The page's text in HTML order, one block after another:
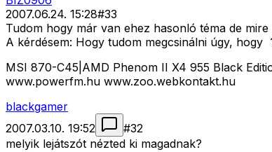
2007.06.24. 15:28#33
Tudom hogy már van ehez hasonló téma de
A kérdésem: Hogy tudom megcsinálni úgy, hogy
MSI 870-C45|AMD Phenom II X4 955 Black
www.powerfm.hu www.zoo.webkontakt.hu
blackgamer
2007.03.10. 19:52
#32
melyik lejátszót nézted ki magadnak?